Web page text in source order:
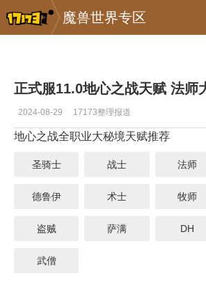
魔兽世界专区
专区_《魔兽世界》 >
正式服11.0地心之战天赋 法师
2024-08-29 17173整理报道
地心之战全职业大秘境天赋推荐
圣骑士 战士 法师
德鲁伊 术士 牧师
盗贼 萨满 DH
武僧